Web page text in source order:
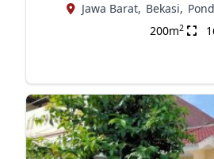
Jawa Barat, Bekasi,
200m2